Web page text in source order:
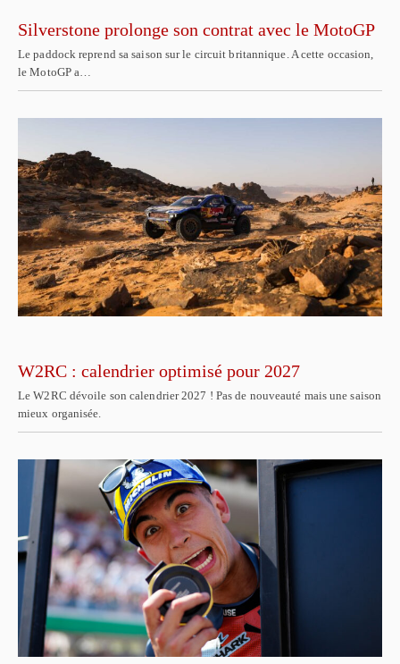
Silverstone prolonge son contrat avec le MotoGP
Le paddock reprend sa saison sur le circuit britannique. A cette occasion,
le MotoGP a…
W2RC : calendrier optimisé pour 2027
Le W2RC dévoile son calendrier 2027 ! Pas de nouveauté mais une saison
mieux organisée.